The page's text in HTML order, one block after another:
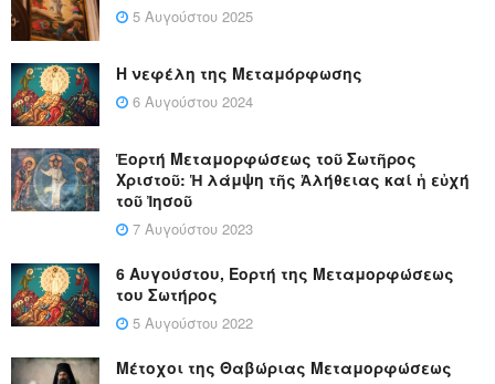
5 Αυγούστου 2025
Η νεφέλη της Μεταμόρφωσης
6 Αυγούστου 2024
Ἑορτή Μεταμορφώσεως τοῦ Σωτῆρος
Χριστοῦ: Ἡ λάμψη τῆς Ἀλήθειας καί ἡ εὐχή
τοῦ Ἰησοῦ
7 Αυγούστου 2023
6 Αυγούστου, Εορτή της Μεταμορφώσεως
του Σωτήρος
5 Αυγούστου 2022
Μέτοχοι της Θαβώριας Μεταμορφώσεως